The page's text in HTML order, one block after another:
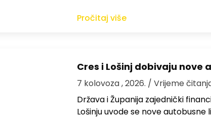
Pročitaj više
Cres i Lošinj dobivaju nove
7 kolovoza , 2026. / Vrijeme
Država i Županija zajednički
Lošinju uvode se nove autobusne